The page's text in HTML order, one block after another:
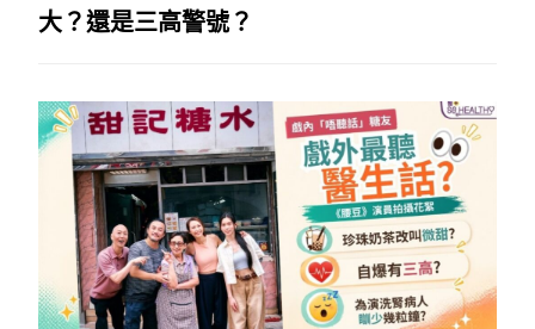
大？還是三高警號？